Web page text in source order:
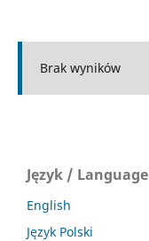
Brak wyników
Język / Language
English
Język Polski